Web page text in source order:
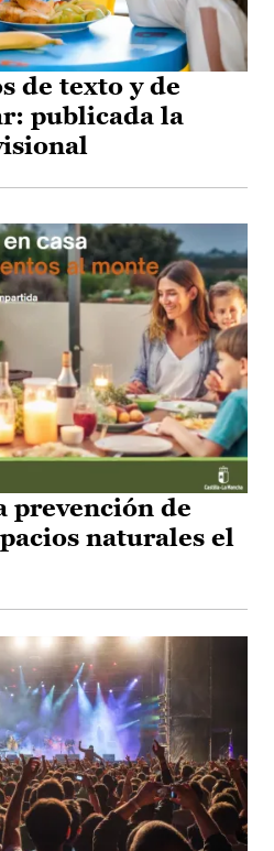
de texto y de
publicada la
prevención de
naturales el